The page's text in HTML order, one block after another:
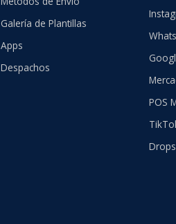
Galería de Plantillas
Apps
Despachos
POS